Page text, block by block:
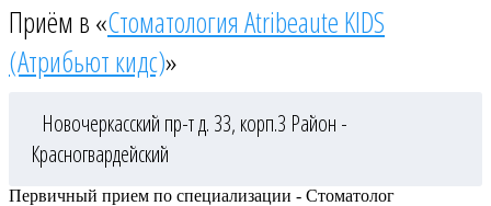
Приём в «Стоматология Atribeaute KIDS
(Атрибьют кидс)»
Новочеркасский пр-т д. 33, корп.3 Район -
Красногвардейский
Первичный прием по специализации - Стоматолог